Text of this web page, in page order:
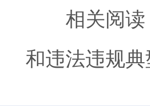
相关阅读：
和违法违规典